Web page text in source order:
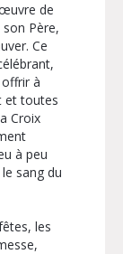
de
Père,
Ce
à
et toutes
Croix
à peu
sang du
les